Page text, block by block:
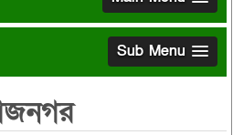
Sub Menu